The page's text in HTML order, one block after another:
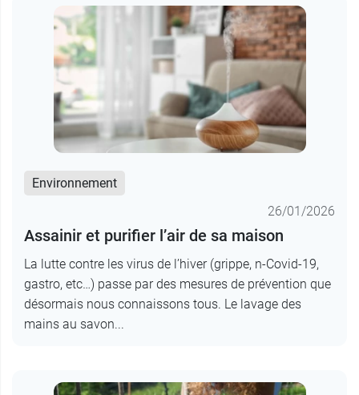
Environnement
26/01/2026
Assainir et purifier l’air de sa maison
La lutte contre les virus de l’hiver (grippe, n-Covid-19,
gastro, etc…) passe par des mesures de prévention que
désormais nous connaissons tous. Le lavage des
mains au savon...